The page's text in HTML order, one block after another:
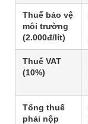
Thuế bảo vệ
môi trường
(2.000đ/lít)
Thuế VAT
(10%)
Tổng thuế
phải nộp